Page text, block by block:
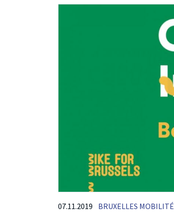
07.11.2019 BRUXELLES MOBILITÉ